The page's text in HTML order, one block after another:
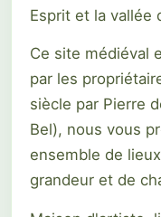
Esprit et la vallée
Ce site médiéval
par les
siècle par Pierre
Bel), nous vous
ensemble de
grandeur et de